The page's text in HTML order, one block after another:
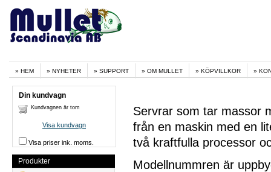
HEM NYHETER SUPPORT OM MULLET KÖPVILLKOR
Servrar som tar massor
från en maskin med en
två kraftfulla processor
Modellnummren är
Din kundvagn
Kundvagnen är tom
Visa kundvagn
Visa priser ink. moms.
Produkter